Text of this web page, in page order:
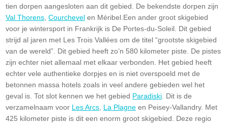
tien dorpen aangesloten aan dit gebied. De bekendste dorpen zijn
Val Thorens, Courchevel en Méribel.Een ander groot skigebied
voor je wintersport in Frankrijk is De Portes-du-Soleil. Dit gebied
strijd al jaren met Les Trois Vallées om de titel “grootste skigebied
van de wereld”. Dit gebied heeft zo’n 580 kilometer piste. De pistes
zijn echter niet allemaal met elkaar verbonden. Het gebied heeft
echter vele authentieke dorpjes en is niet overspoeld met de
betonnen massa hotels zoals in veel andere gebieden wel het
geval is. Tot slot kennen we het gebied Paradiski. Dit is de
verzamelnaam voor Les Arcs, La Plagne en Peisey-Vallandry. Met
425 kilometer piste is dit een enorm groot skigebied. Deze regio